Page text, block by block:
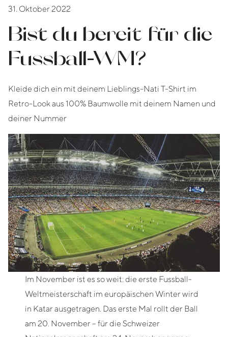
31. Oktober 2022
Bist du bereit für die
Fussball-WM?
Kleide dich ein mit deinem Lieblings-Nati T-Shirt im
Retro-Look aus 100% Baumwolle mit deinem Namen und
deiner Nummer
Im November ist es so weit: die erste Fussball-
Weltmeisterschaft im europäischen Winter wird
in Katar ausgetragen. Das erste Mal rollt der Ball
am 20. November – für die Schweizer